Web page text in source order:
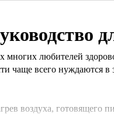
любителей
чаще всего нуждаются
воздуха,